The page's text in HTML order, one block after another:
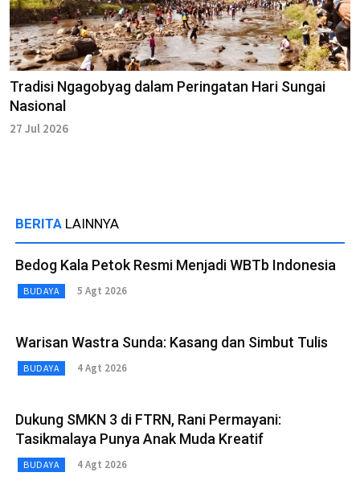
Tradisi Ngagobyag dalam Peringatan Hari Sungai
Nasional
27 Jul 2026
BERITA LAINNYA
Bedog Kala Petok Resmi Menjadi WBTb Indonesia
BUDAYA 5 Agt 2026
Warisan Wastra Sunda: Kasang dan Simbut Tulis
BUDAYA 4 Agt 2026
Dukung SMKN 3 di FTRN, Rani Permayani:
Tasikmalaya Punya Anak Muda Kreatif
BUDAYA 4 Agt 2026